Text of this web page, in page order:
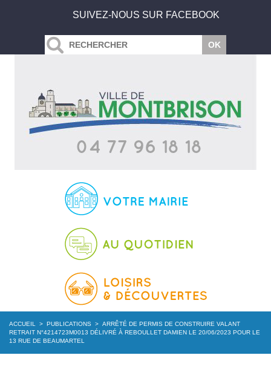
SUIVEZ-NOUS SUR FACEBOOK
ACCUEIL > PUBLICATIONS > ARRÊTÉ DE PERMIS DE CONSTRUIRE VALANT
RETRAIT N°4214723M0013 DÉLIVRÉ À REBOULLET DAMIEN LE 20/06/2023 POUR LE
13 RUE DE BEAUMARTEL